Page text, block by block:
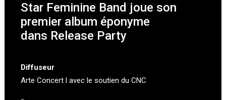
Star Feminine Band joue son
premier album éponyme
dans Release Party
Diffuseur
Arte Concert l avec le soutien du CNC